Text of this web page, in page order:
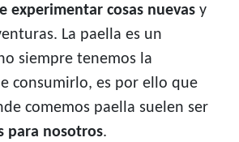
experimentar cosas nuevas y
La paella es un
siempre tenemos la
consumirlo, es por ello que
comemos paella suelen ser
para nosotros.